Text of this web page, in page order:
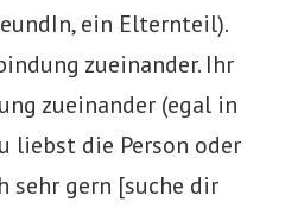
ein Elternteil).
zueinander. Ihr
zueinander (egal in
liebst die Person oder
sehr gern [suche dir